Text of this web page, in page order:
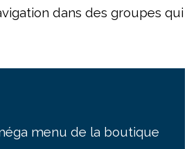
dans des groupes
menu de la boutique